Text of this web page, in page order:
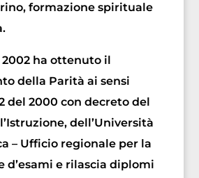
formazione spirituale
2002 ha ottenuto il
della Parità ai sensi
del 2000 con decreto del
dell’Università
– Ufficio regionale per la
d’esami e rilascia diplomi